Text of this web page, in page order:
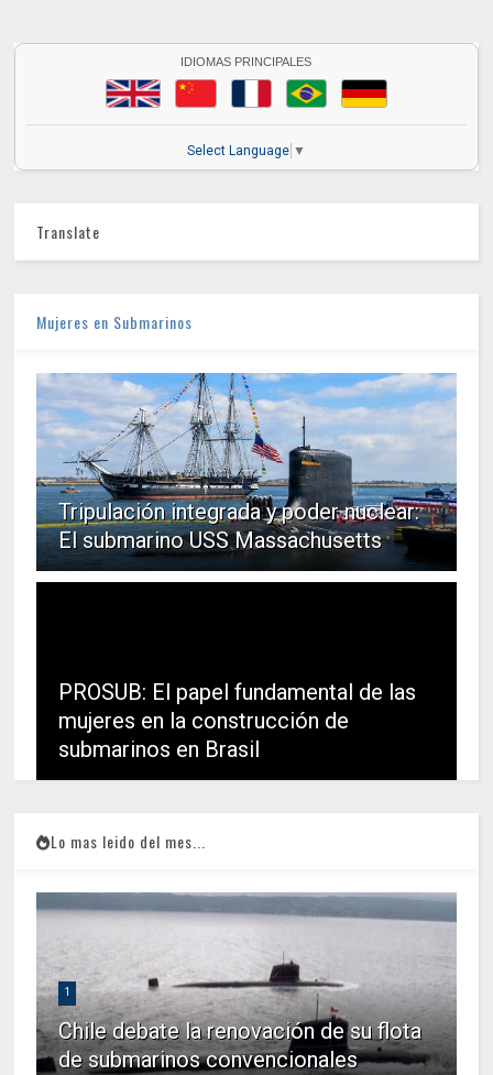
IDIOMAS PRINCIPALES
Select Language ▼
Translate
Mujeres en Submarinos
Tripulación integrada y poder nuclear:
El submarino USS Massachusetts
PROSUB: El papel fundamental de las
mujeres en la construcción de
submarinos en Brasil
Lo mas leido del mes...
1
Chile debate la renovación de su flota
de submarinos convencionales